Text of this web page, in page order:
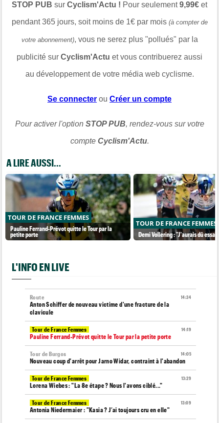
STOP PUB sur Cyclism'Actu ! Pour seulement9,99€ et
pendant 365 jours, soit moins de 1€ par mois (à compter de
votre abonnement), vous ne serez plus "pollués" par la
publicité sur Cyclism'Actu et vous contribuerez aussi
au développement de votre média web cyclisme.
Se connecter ou Créer un compte
Pour activer l'option STOP PUB, rendez-vous sur votre
compte Cyclism'Actu.
A LIRE AUSSI...
TOUR DE FRANCE FEMMES
Pauline Ferrand-Prévot quitte le Tour par la
petite porte
TOUR DE FRANCE FEMMES
Demi Vollering : "J'aurais dû
L'INFO EN LIVE
14:34
Route
Anton Schiffer de nouveau victime d'une fracture de la
clavicule
14:19
Tour de France Femmes
Pauline Ferrand-Prévot quitte le Tour par la petite porte
14:05
Tour de Burgos
Nouveau coup d'arrêt pour Jarno Widar, contraint à l'abandon
13:29
Tour de France Femmes
Lorena Wiebes : "La 8e étape ? Nous l'avons ciblé..."
13:09
Tour de France Femmes
Antonia Niedermaier : "Kasia ? J’ai toujours cru en elle"